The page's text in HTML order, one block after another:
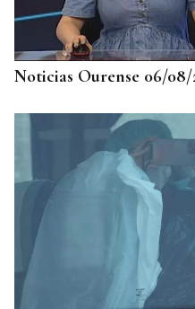
Dos heridos al chocar
en la N-120 en A Rúa:
helicóptero al CHUO
Noticias Ourense 06/08/